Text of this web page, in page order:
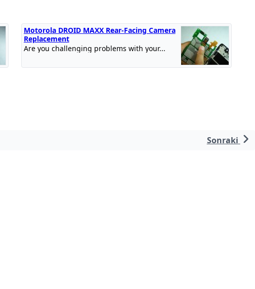
Motorola DROID MAXX Rear-Facing Camera
Replacement
Are you challenging problems with your...
Sonraki